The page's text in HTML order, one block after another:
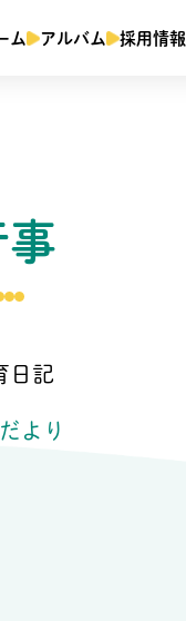
ム アルバム 採用情報
日記
より